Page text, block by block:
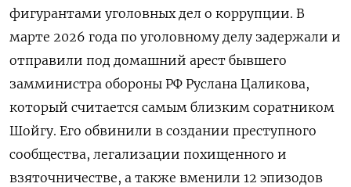
фигурантами уголовных дел о коррупции. В
марте 2026 года по уголовному делу задержали и
отправили под домашний арест бывшего
замминистра обороны РФ Руслана Цаликова,
который считается самым близким соратником
Шойгу. Его обвинили в создании преступного
сообщества, легализации похищенного и
взяточничестве, а также вменили 12 эпизодов